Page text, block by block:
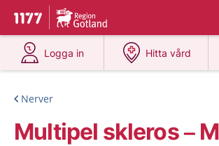
Till startsidan för 1177
Du har valt region
Logga in
på 1177.se
Hitta vård
på 1177.se
Nerver
Multipel skleros –